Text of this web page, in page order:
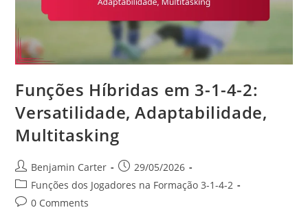
Funções Híbridas em 3-1-4-2:
Versatilidade, Adaptabilidade,
Multitasking
Post
author:
Benjamin Carter
Post
published:
29/05/2026
Post
category:
Funções dos Jogadores na Formação 3-1-4-2
Post0 Comments